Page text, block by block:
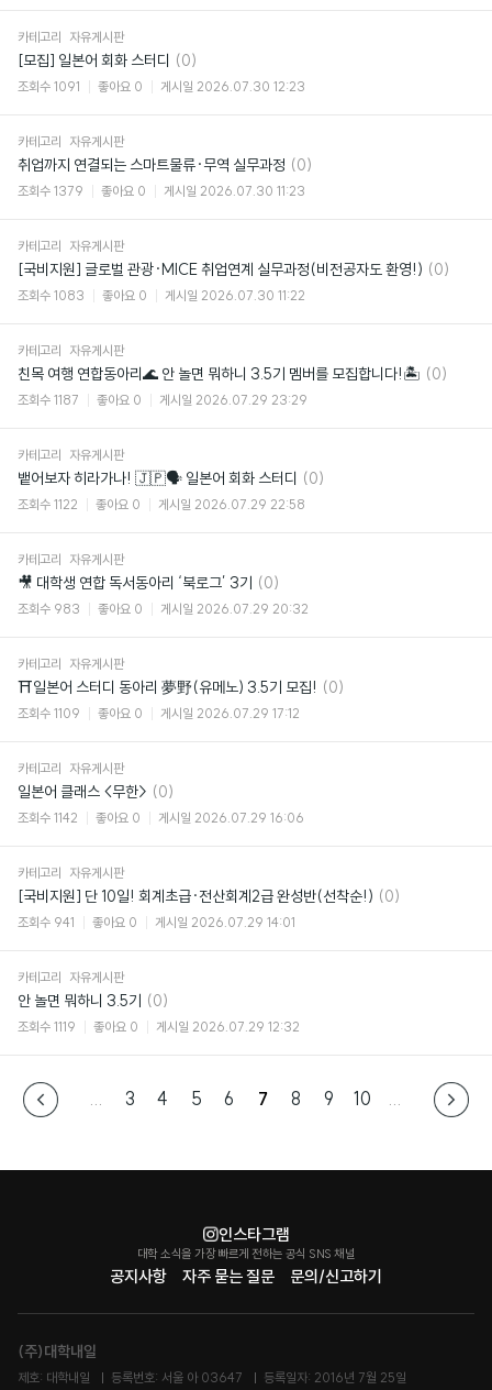
카테고리 자유게시판
[모집] 일본어 회화 스터디 댓
글
(0)
조회수 1091 좋아요 0 게시일 2026.07.30 12:23
카테고리 자유게시판
취업까지 연결되는 스마트물류·무역 실무과정 댓
글
(0)
조회수 1379 좋아요 0 게시일 2026.07.30 11:23
카테고리 자유게시판
[국비지원] 글로벌 관광·MICE 취업연계 실무과정(비전공자도 환영!) 댓
(0)
조회수 1083 좋아요 0 게시일 2026.07.30 11:22
카테고리 자유게시판
친목 여행 연합동아리🌊 안 놀면 뭐하니 3.5기 멤버를 모집합니다!🏝 댓
(0)
조회수 1187 좋아요 0 게시일 2026.07.29 23:29
카테고리 자유게시판
뱉어보자 히라가나! 🇯🇵🗣️ 일본어 회화 스터디 댓
글
(0)
조회수 1122 좋아요 0 게시일 2026.07.29 22:58
카테고리 자유게시판
🎥 대학생 연합 독서동아리 ‘북로그’ 3기 댓
글
(0)
조회수 983 좋아요 0 게시일 2026.07.29 20:32
카테고리 자유게시판
⛩일본어 스터디 동아리 夢野(유메노) 3.5기 모집! 댓
(0)
조회수 1109 좋아요 0 게시일 2026.07.29 17:12
카테고리 자유게시판
일본어 클래스 <무한> 댓
글
(0)
조회수 1142 좋아요 0 게시일 2026.07.29 16:06
카테고리 자유게시판
[국비지원] 단 10일! 회계초급·전산회계2급 완성반(선착순!) 댓
(0)
조회수 941 좋아요 0 게시일 2026.07.29 14:01
카테고리 자유게시판
안 놀면 뭐하니 3.5기 댓
글
(0)
조회수 1119 좋아요 0 게시일 2026.07.29 12:32
... 3 4 5 6 7 8 9 10 ...
공지사항 자주 묻는 질문 문의/신고하기
인스타그램
대학 소식을 가장 빠르게 전하는 공식 SNS 채널
(주)대학내일
제호: 대학내일 등록번호: 서울 아 03647
등록일자: 2016년 7월 25일